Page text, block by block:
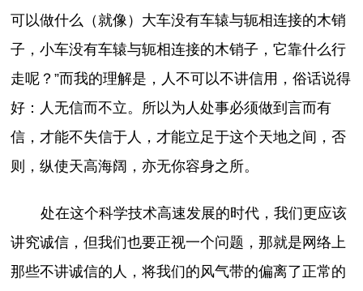
可以做什么（就像）大车没有车辕与轭相连接的木销
子，小车没有车辕与轭相连接的木销子，它靠什么行
走呢？”而我的理解是，人不可以不讲信用，俗话说得
好：人无信而不立。所以为人处事必须做到言而有
信，才能不失信于人，才能立足于这个天地之间，否
则，纵使天高海阔，亦无你容身之所。
处在这个科学技术高速发展的时代，我们更应该
讲究诚信，但我们也要正视一个问题，那就是网络上
那些不讲诚信的人，将我们的风气带的偏离了正常的